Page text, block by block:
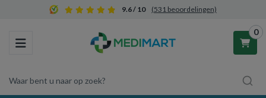
9.6 / 10 (531 beoordelingen)
Toggle navigation
Waar bent u naar op zoek?
0